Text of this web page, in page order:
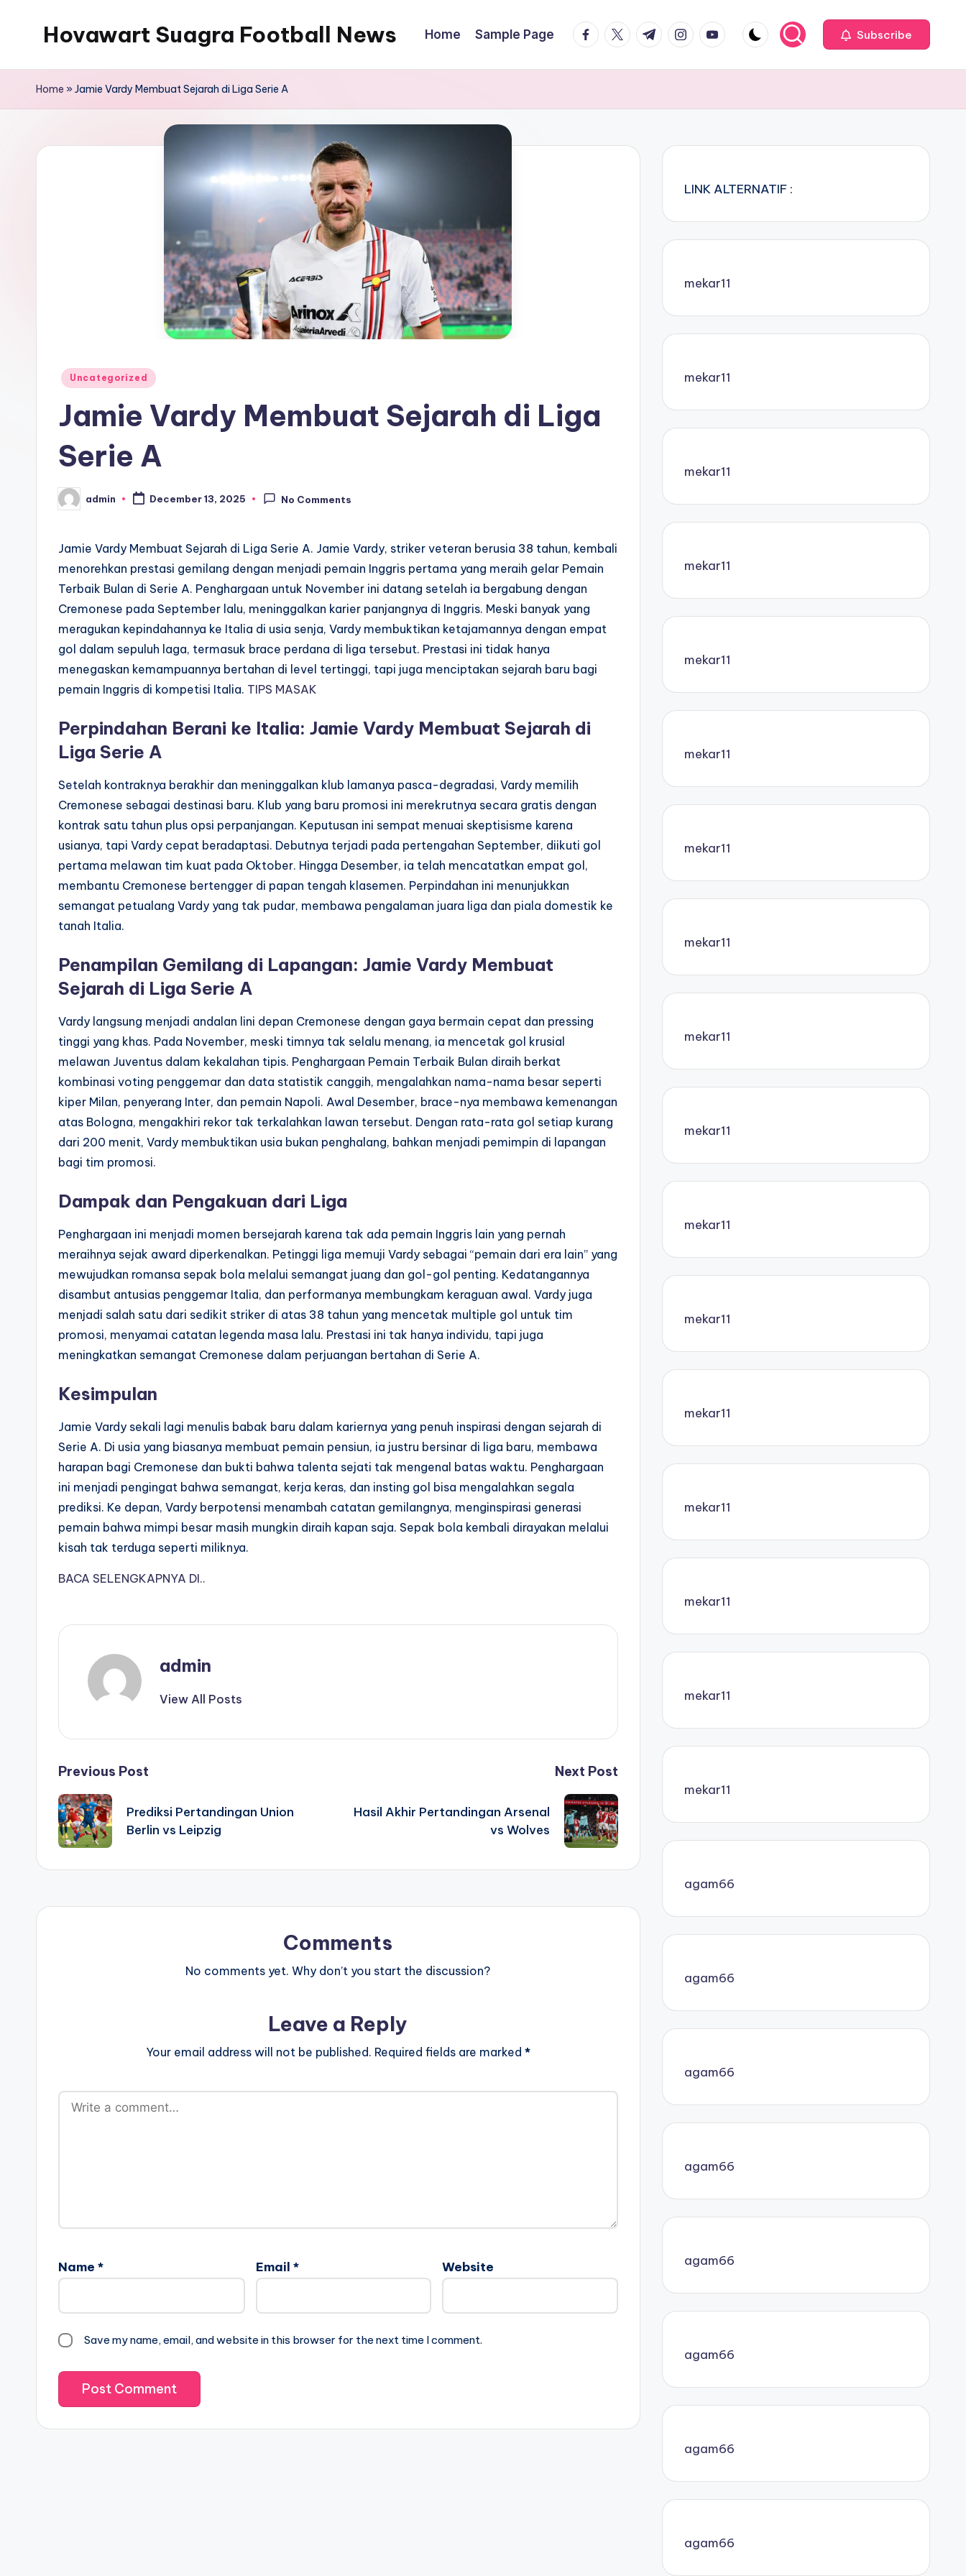
Hovawart Suagra Football News
Suagra
menyediakan
Home Sample Page facebook.com
twitter.com
t.me instagram.com
youtube.com Subscribe
Home »Jamie Vardy Membuat Sejarah di Liga Serie A
Posted
Uncategorized
Jamie Vardy Membuat Sejarah di Liga
Serie A
Posted
by
admin December 13, 2025 No Comments
Jamie Vardy Membuat Sejarah di Liga Serie A. Jamie Vardy, striker veteran berusia 38 tahun, kembali
menorehkan prestasi gemilang dengan menjadi pemain Inggris pertama yang meraih gelar Pemain
Terbaik Bulan di Serie A. Penghargaan untuk November ini datang setelah ia bergabung dengan
Cremonese pada September lalu, meninggalkan karier panjangnya di Inggris. Meski banyak yang
meragukan kepindahannya ke Italia di usia senja, Vardy membuktikan ketajamannya dengan empat
gol dalam sepuluh laga, termasuk brace perdana di liga tersebut. Prestasi ini tidak hanya
menegaskan kemampuannya bertahan di level tertinggi, tapi juga menciptakan sejarah baru bagi
pemain Inggris di kompetisi Italia. TIPS MASAK
Perpindahan Berani ke Italia: Jamie Vardy Membuat Sejarah di
Liga Serie A
Setelah kontraknya berakhir dan meninggalkan klub lamanya pasca-degradasi, Vardy memilih
Cremonese sebagai destinasi baru. Klub yang baru promosi ini merekrutnya secara gratis dengan
kontrak satu tahun plus opsi perpanjangan. Keputusan ini sempat menuai skeptisisme karena
usianya, tapi Vardy cepat beradaptasi. Debutnya terjadi pada pertengahan September, diikuti gol
pertama melawan tim kuat pada Oktober. Hingga Desember, ia telah mencatatkan empat gol,
membantu Cremonese bertengger di papan tengah klasemen. Perpindahan ini menunjukkan
semangat petualang Vardy yang tak pudar, membawa pengalaman juara liga dan piala domestik ke
tanah Italia.
Penampilan Gemilang di Lapangan: Jamie Vardy Membuat
Sejarah di Liga Serie A
Vardy langsung menjadi andalan lini depan Cremonese dengan gaya bermain cepat dan pressing
tinggi yang khas. Pada November, meski timnya tak selalu menang, ia mencetak gol krusial
melawan Juventus dalam kekalahan tipis. Penghargaan Pemain Terbaik Bulan diraih berkat
kombinasi voting penggemar dan data statistik canggih, mengalahkan nama-nama besar seperti
kiper Milan, penyerang Inter, dan pemain Napoli. Awal Desember, brace-nya membawa kemenangan
atas Bologna, mengakhiri rekor tak terkalahkan lawan tersebut. Dengan rata-rata gol setiap kurang
dari 200 menit, Vardy membuktikan usia bukan penghalang, bahkan menjadi pemimpin di lapangan
bagi tim promosi.
Dampak dan Pengakuan dari Liga
Penghargaan ini menjadi momen bersejarah karena tak ada pemain Inggris lain yang pernah
meraihnya sejak award diperkenalkan. Petinggi liga memuji Vardy sebagai “pemain dari era lain” yang
mewujudkan romansa sepak bola melalui semangat juang dan gol-gol penting. Kedatangannya
disambut antusias penggemar Italia, dan performanya membungkam keraguan awal. Vardy juga
menjadi salah satu dari sedikit striker di atas 38 tahun yang mencetak multiple gol untuk tim
promosi, menyamai catatan legenda masa lalu. Prestasi ini tak hanya individu, tapi juga
meningkatkan semangat Cremonese dalam perjuangan bertahan di Serie A.
Kesimpulan
Jamie Vardy sekali lagi menulis babak baru dalam kariernya yang penuh inspirasi dengan sejarah di
Serie A. Di usia yang biasanya membuat pemain pensiun, ia justru bersinar di liga baru, membawa
harapan bagi Cremonese dan bukti bahwa talenta sejati tak mengenal batas waktu. Penghargaan
ini menjadi pengingat bahwa semangat, kerja keras, dan insting gol bisa mengalahkan segala
prediksi. Ke depan, Vardy berpotensi menambah catatan gemilangnya, menginspirasi generasi
pemain bahwa mimpi besar masih mungkin diraih kapan saja. Sepak bola kembali dirayakan melalui
kisah tak terduga seperti miliknya.
BACA SELENGKAPNYA DI..
admin
View All Posts
Post
navigation
Previous Post
Prediksi Pertandingan Union
Berlin vs Leipzig
Next Post
Hasil Akhir Pertandingan Arsenal
vs Wolves
Comments
No comments yet. Why don’t you start the discussion?
Leave a Reply
Your email address will not be published. Required fields are marked *
Name * Email * Website
Save my name, email, and website in this browser for the next time I comment.
LINK ALTERNATIF :
mekar11
mekar11
mekar11
mekar11
mekar11
mekar11
mekar11
mekar11
mekar11
mekar11
mekar11
mekar11
mekar11
mekar11
mekar11
mekar11
mekar11
agam66
agam66
agam66
agam66
agam66
agam66
agam66
agam66